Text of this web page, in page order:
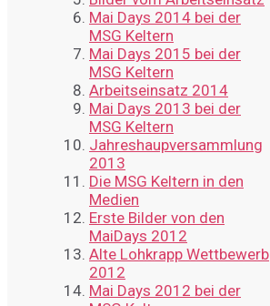
Mai Days 2014 bei der
MSG Keltern
Mai Days 2015 bei der
MSG Keltern
Arbeitseinsatz 2014
Mai Days 2013 bei der
MSG Keltern
Jahreshaupversammlung
2013
Die MSG Keltern in den
Medien
Erste Bilder von den
MaiDays 2012
Alte Lohkrapp Wettbewerb
2012
Mai Days 2012 bei der